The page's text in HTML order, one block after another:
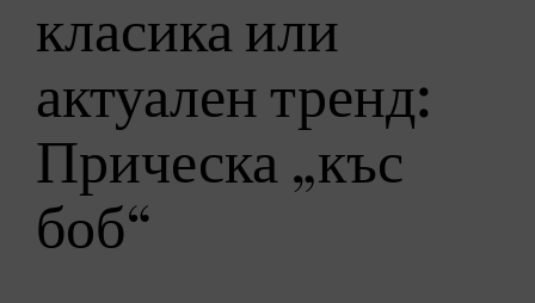
класика или
актуален тренд:
Прическа „къс
боб“